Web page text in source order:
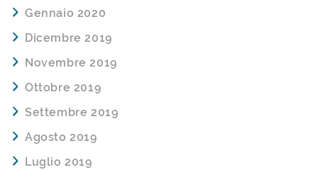
Gennaio 2020
Dicembre 2019
Novembre 2019
Ottobre 2019
Settembre 2019
Agosto 2019
Luglio 2019